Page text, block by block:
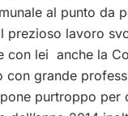
al punto da
lavoro
con lei anche la
grande
purtroppo per